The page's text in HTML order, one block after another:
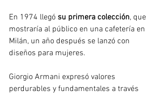
En 1974 llegó su primera colección, que
mostraría al público en una cafetería en
Milán, un año después se lanzó con
diseños para mujeres.
Giorgio Armani expresó valores
perdurables y fundamentales a través